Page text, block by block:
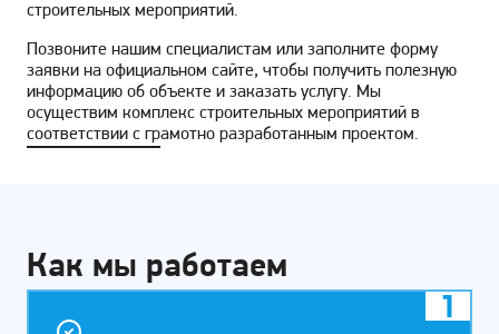
строительных мероприятий.
Позвоните нашим специалистам или заполните форму
заявки на официальном сайте, чтобы получить полезную
информацию об объекте и заказать услугу. Мы
осуществим комплекс строительных мероприятий в
соответствии с грамотно разработанным проектом.
Как мы работаем
1